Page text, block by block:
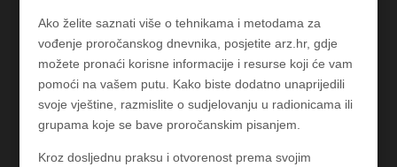
Ako želite saznati više o tehnikama i metodama za
vođenje proročanskog dnevnika, posjetite arz.hr, gdje
možete pronaći korisne informacije i resurse koji će vam
pomoći na vašem putu. Kako biste dodatno unaprijedili
svoje vještine, razmislite o sudjelovanju u radionicama ili
grupama koje se bave proročanskim pisanjem.
Kroz dosljednu praksu i otvorenost prema svojim